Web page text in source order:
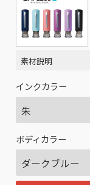
素材説明
インクカラー
ボディカラー